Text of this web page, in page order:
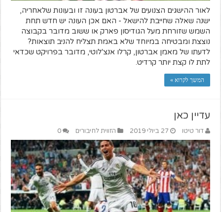
לאור ההישגים הצנועים של אברטון בעונה זו ובעונות שלאחריה,
ישנה שאלה שחייבת להישאל - האם אכן העונה יש חדש תחת
השמש שזורחת מעל הגודיסון פארק או ששוב מדובר בקבוצה
נוצצת ומבטיחה במיוחד שלא באמת תצליח להניב תוצאות?
לדעתו של מאמן אברטון, קרלו אנצ'לוטי, מדובר בפרויקט שכדאי
לתת לו קצת יותר קרדיט.
המשך לקרוא »
עדיין כאן
דור טיטו 27 ביולי 2019 הזווית לחיבורים 0